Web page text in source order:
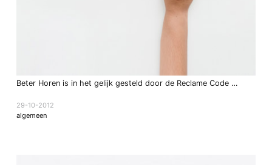
Beter Horen is in het gelijk gesteld door de Reclame Code …
29-10-2012
algemeen